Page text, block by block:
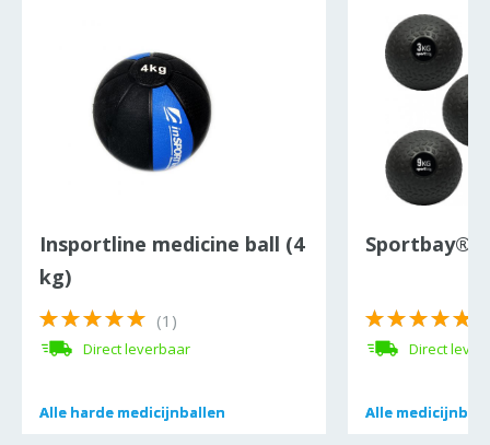
Insportline medicine ball (4
kg)
(1)
Direct leverbaar
Alle harde medicijnballen
Alle harde medicijnballen
Sportbay®
Direct
Alle
Alle